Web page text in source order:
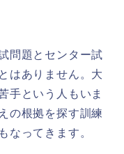
問題とセンター試
はありません。 大
手という人もいま
の根拠を探す訓練
なってきます。